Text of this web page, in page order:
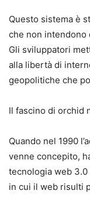
Questo sistema è
che non intendono
Gli sviluppatori
alla libertà di
geopolitiche che
Il fascino di orchid
Quando nel 1990
venne concepito,
tecnologia web
in cui il web risulti